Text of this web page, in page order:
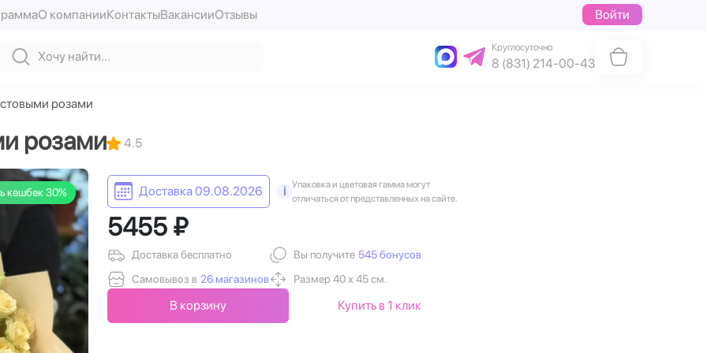
О компанииКонтактыВакансииОтзывы Войти
Круглосуточно
8 (831) 214-00-43
розами
розами 4.5
кешбек 30% Доставка 09.08.2026 i
Упаковка и цветовая гамма могут
отличаться от представленных на сайте.
5455 ₽
Доставка бесплатно
Самовывоз в 26 магазинов
Вы получите 545 бонусов
Размер 40 х 45 см.
В корзину Купить в 1 клик